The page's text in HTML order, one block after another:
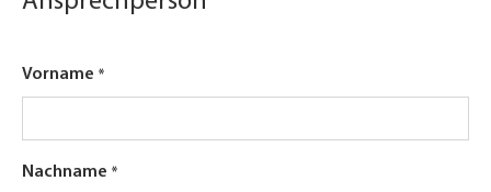
Vorname
Nachname